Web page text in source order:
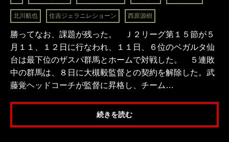
北川航也 住吉ジェラニレショーン 西原源樹
勝ってなお、課題が残った。 Ｊ２リーグ第１５節が５
月１１、１２日に行なわれ、１１日、６位のベガルタ仙
台は最下位のザスパ群馬とホームで対戦した。 ５連敗
中の群馬は、８日に大槻毅監督との契約を解除した。武
藤覚ヘッドコーチが監督に昇格し、チーム…
続きを読む